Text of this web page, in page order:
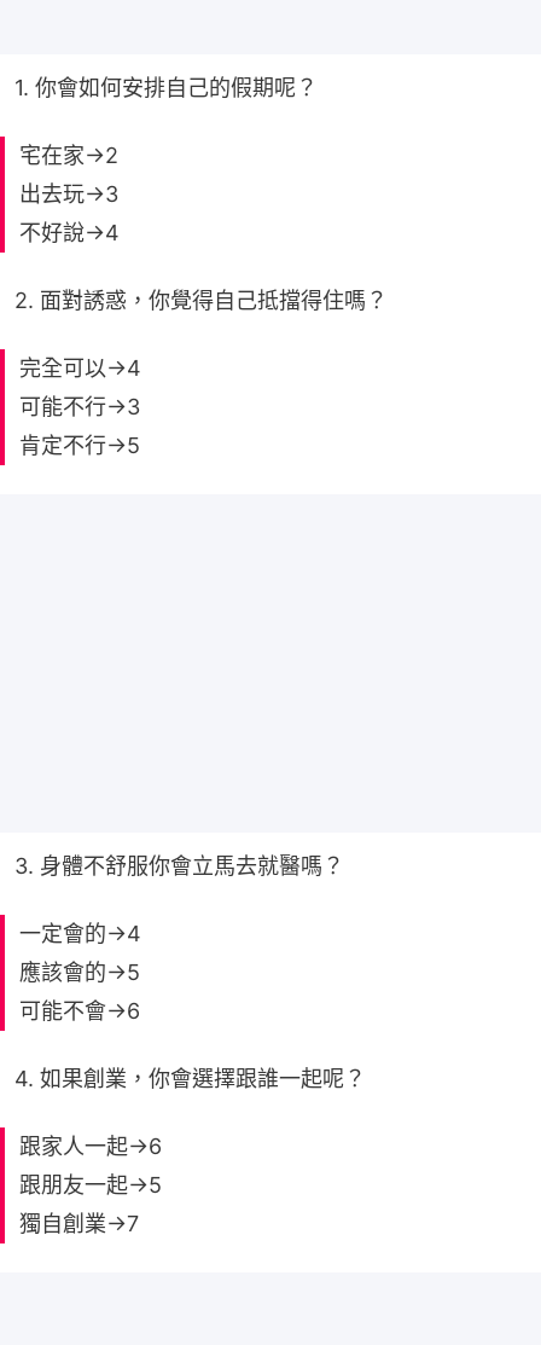
1. 你會如何安排自己的假期呢？
宅在家→2
出去玩→3
不好說→4
2. 面對誘惑，你覺得自己抵擋得住嗎？
完全可以→4
可能不行→3
肯定不行→5
3. 身體不舒服你會立馬去就醫嗎？
一定會的→4
應該會的→5
可能不會→6
4. 如果創業，你會選擇跟誰一起呢？
跟家人一起→6
跟朋友一起→5
獨自創業→7